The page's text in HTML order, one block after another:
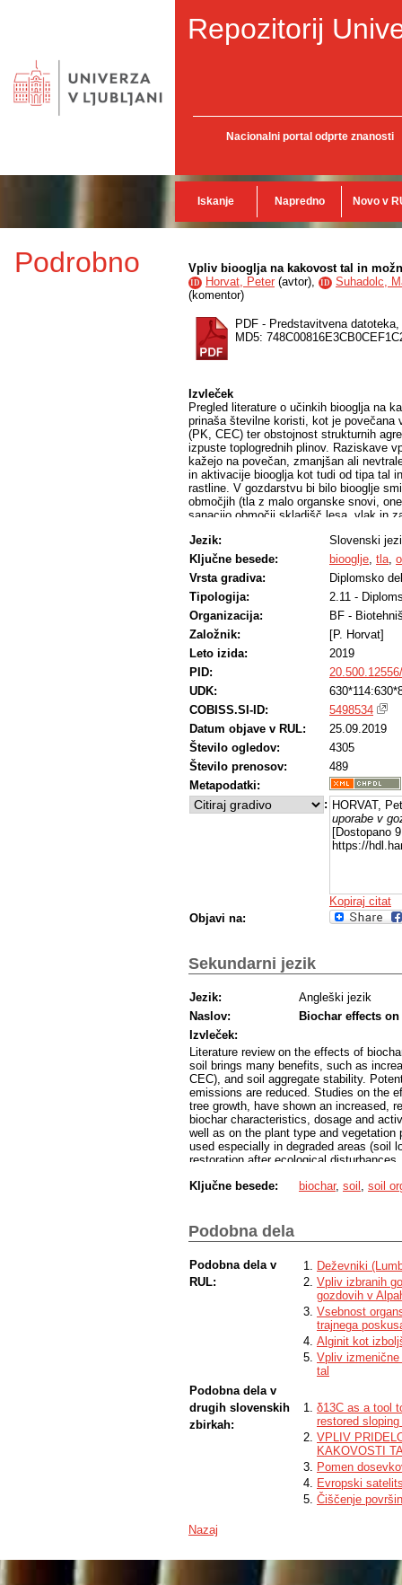
Repozitorij
Nacionalni portal odprte znanosti
Iskanje Napredno Novo v
Podrobno Vpliv biooglja na kakovost tal in
ID Horvat, Peter (avtor), ID
Suhadolc,
(komentor)
PDF - Predstavitvena datoteka,
MD5:
Izvleček
Pregled literature o učinkih biooglja na
prinaša številne koristi, kot je povečana
(PK, CEC) ter obstojnost strukturnih
izpuste toplogrednih plinov. Raziskave
kažejo na povečan, zmanjšan ali
in aktivacije biooglja kot tudi od tipa tal
rastline. V gozdarstvu bi bilo biooglje
območjih (tla z malo organske snovi,
sanacijo območij skladišč lesa, vlak in
Steud.), saj je pri dodatku biooglja
pozitivno vplivalo na rast klic, saj so
dodanega biooglja. Pri lončnem
statistično značilnih razlik v višinski in
ugotovili značilne razlike v talnih
organskega C (za 5,9 %), vodno-
CEC (za 6,0 mmolc/100g) v primerjavi s
Jezik:
Slovenski
Ključne besede:
biooglje, tla,
Vrsta gradiva:
Diplomsko
Tipologija:
2.11 -
Organizacija:
BF -
Založnik:
[P. Horvat]
Leto izida:
2019
PID:
UDK:
COBISS.SI-ID:
5498534
Datum objave v RUL:
25.09.2019
Število ogledov:
4305
Število prenosov:
489
Metapodatki:
: HORVAT,
uporabe v
[Dostopano
https://
Kopiraj citat
Objavi na:
Sekundarni jezik
Jezik:
Angleški jezik
Naslov:
Biochar effects
Izvleček:
Literature review on the effects of
soil brings many benefits, such as
CEC), and soil aggregate stability.
emissions are reduced. Studies on the
tree growth, have shown an increased,
biochar characteristics, dosage and
well as on the plant type and
used especially in degraded areas (soil
restoration after ecological
germination of empress tree seeds
thesis, we did not find statistically
(height and thickness) in the pot
holding capacity of soil (by 12.3 % for
to control soil.
Ključne besede: biochar, soil soil
Podobna dela
Podobna dela v
RUL:
Deževniki
Vpliv izbranih
gozdovih v
Vsebnost
trajnega
Alginit kot
Vpliv
tal
Podobna dela v
drugih slovenskih
zbirkah:
δ13C as a tool
restored sloping
VPLIV
KAKOVOSTI
Pomen
Evropski
Čiščenje
Nazaj